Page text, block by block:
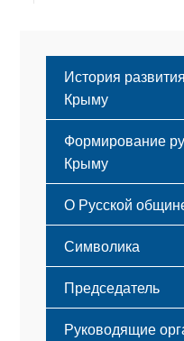
История
Крыму
Формирование
Крыму
Русский Крым
О Русской
Этапы
Принципы
Структура
Мероприятия
Символика
Флаг
Герб
Гимн
Председатель
Руководящие